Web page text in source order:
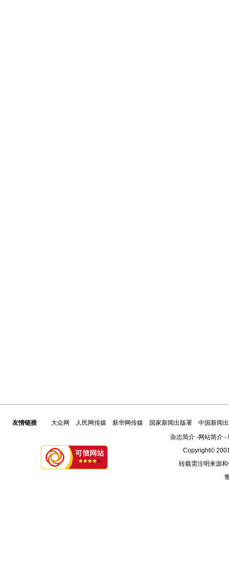
友情链接 大众网 人民网传媒 新华网传媒 国家新闻出版署
中国新闻
杂志简介-网站简介-
Copyright©
转载需注明来源